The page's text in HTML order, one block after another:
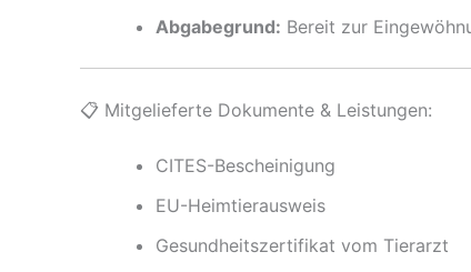
Abgabegrund: Bereit zur
📋 Mitgelieferte Dokumente & Leistungen:
CITES-Bescheinigung
EU-Heimtierausweis
Gesundheitszertifikat vom Tierarzt